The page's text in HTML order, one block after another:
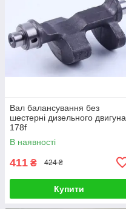
Вал балансування без
шестерні дизельного двигуна
178f
В наявності
411 ₴ 424 ₴
Купити